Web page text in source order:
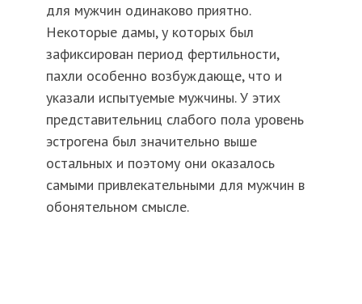
для мужчин одинаково приятно.
Некоторые дамы, у которых был
зафиксирован период фертильности,
пахли особенно возбуждающе, что и
указали испытуемые мужчины. У этих
представительниц слабого пола уровень
эстрогена был значительно выше
остальных и поэтому они оказалось
самыми привлекательными для мужчин в
обонятельном смысле.